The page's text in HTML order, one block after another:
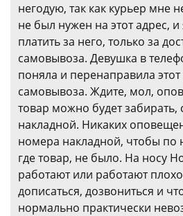
негодую, так как курьер мне
не был нужен на этот адрес,
платить за него, только за
самовывоза. Девушка в
поняла и перенаправила этот
самовывоза. Ждите, мол,
товар можно будет
накладной. Никаких
номера накладной, чтобы по
где товар, не было. На носу
работают или работают
дописаться, дозвониться и
нормально практически